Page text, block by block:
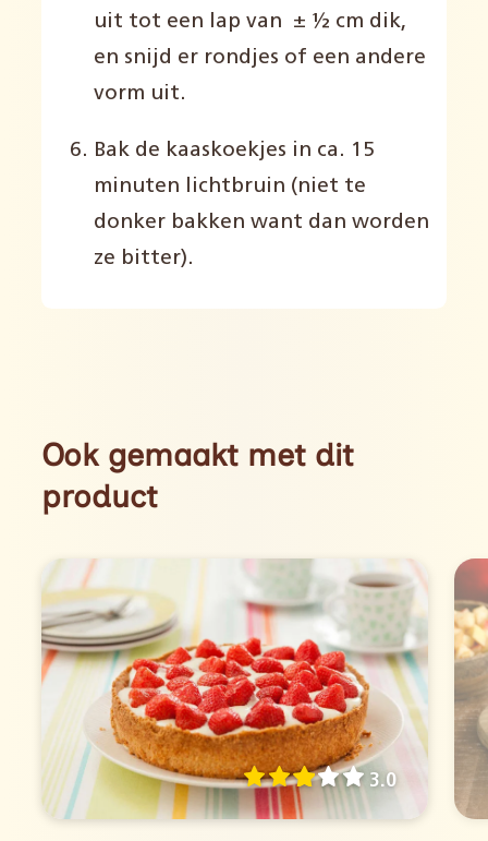
uit tot een lap van ± ½ cm dik,
en snijd er rondjes of een andere
vorm uit.
Bak de kaaskoekjes in ca. 15
minuten lichtbruin (niet te
donker bakken want dan worden
ze bitter).
Ook gemaakt met dit
product
3.0